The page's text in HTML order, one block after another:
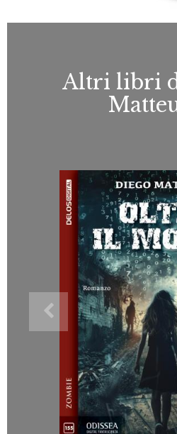
Altri libri